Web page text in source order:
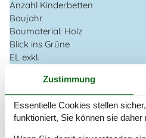
Anzahl Kinderbetten
Baujahr
Baumaterial: Holz
Blick ins Grüne
EL exkl.
Haustiere Nr
Heizung, Elektroheizung
Meerblick
Self-Service-Check-in
Staubsauger
Zustimmung
Essentielle Cookies stellen
funktioniert, Sie können sie daher